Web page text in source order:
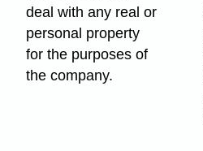
deal with any real or
personal property
for the purposes of
the company.